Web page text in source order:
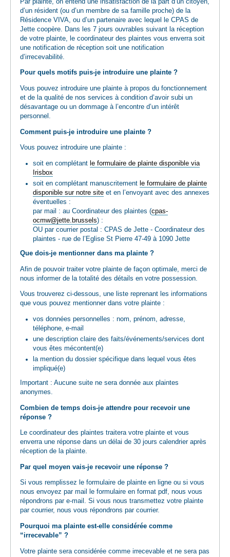
Par plainte, on entend une insatisfaction de la part d’un citoyen,
d’un résident (ou d’un membre de sa famille proche) de la
Résidence VIVA, ou d’un partenaire avec lequel le CPAS de
Jette coopère. Dans les 7 jours ouvrables suivant la réception
de votre plainte, le coordinateur des plaintes vous enverra soit
une notification de réception soit une notification
d’irrecevabilité.
Pour quels motifs puis-je introduire une plainte ?
Vous pouvez introduire une plainte à propos du fonctionnement
et de la qualité de nos services à condition d’avoir subi un
désavantage ou un dommage à l’encontre d’un intérêt
personnel.
Comment puis-je introduire une plainte ?
Vous pouvez introduire une plainte :
soit en complétant le formulaire de plainte disponible via
Irisbox
soit en complétant manuscritement le formulaire de plainte
disponible sur notre siteet en l’envoyant avec des annexes
éventuelles :
par mail : au Coordinateur des plaintes (cpas-
ocmw@jette.brussels) :
OU par courrier postal : CPAS de Jette - Coordinateur des
plaintes - rue de l’Eglise St Pierre 47-49 à 1090 Jette
Que dois-je mentionner dans ma plainte ?
Afin de pouvoir traiter votre plainte de façon optimale, merci de
nous informer de la totalité des détails en votre possession.
Vous trouverez ci-dessous, une liste reprenant les informations
que vous pouvez mentionner dans votre plainte :
vos données personnelles : nom, prénom, adresse,
téléphone, e-mail
une description claire des faits/événements/services dont
vous êtes mécontent(e)
la mention du dossier spécifique dans lequel vous êtes
impliqué(e)
Important : Aucune suite ne sera donnée aux plaintes
anonymes.
Combien de temps dois-je attendre pour recevoir une
réponse ?
Le coordinateur des plaintes traitera votre plainte et vous
enverra une réponse dans un délai de 30 jours calendrier après
réception de la plainte.
Par quel moyen vais-je recevoir une réponse ?
Si vous remplissez le formulaire de plainte en ligne ou si vous
nous envoyez par mail le formulaire en format pdf, nous vous
répondrons par e-mail. Si vous nous transmettez votre plainte
par courrier, nous vous répondrons par courrier.
Pourquoi ma plainte est-elle considérée comme
“irrecevable” ?
Votre plainte sera considérée comme irrecevable et ne sera pas